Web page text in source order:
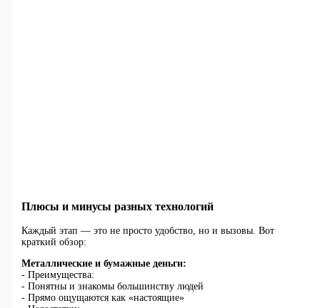
Плюсы и минусы разных технологий
Каждый этап — это не просто удобство, но и вызовы. Вот
краткий обзор:
Металлические и бумажные деньги:
- Преимущества:
- Понятны и знакомы большинству людей
- Прямо ощущаются как «настоящие»